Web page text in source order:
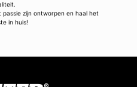
zijn ontworpen en haal het
in huis!